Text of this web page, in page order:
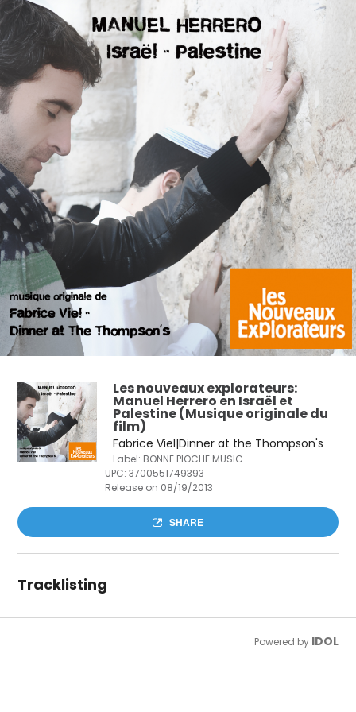
Les nouveaux explorateurs:
Manuel Herrero en Israël et
Palestine (Musique originale du
film)
Fabrice Viel|Dinner at the Thompson's
Label: BONNE PIOCHE MUSIC
UPC:3700551749393
Release on 08/19/2013
SHARE
Tracklisting
Powered by IDOL